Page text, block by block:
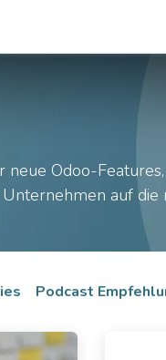
neue Odoo-
auf
Podcast